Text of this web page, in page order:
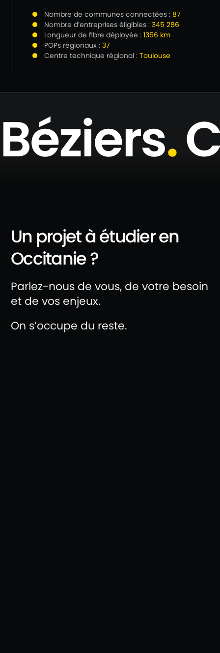
Nombre de communes connectées : 87
Nombre d’entreprises éligibles : 345 286
Longueur de fibre déployée : 1356 km
POPs régionaux : 37
Centre technique régional : Toulouse
Béziers.
Un projet à étudier en
Occitanie ?
Parlez-nous de vous, de votre besoin
et de vos enjeux.
On s’occupe du reste.